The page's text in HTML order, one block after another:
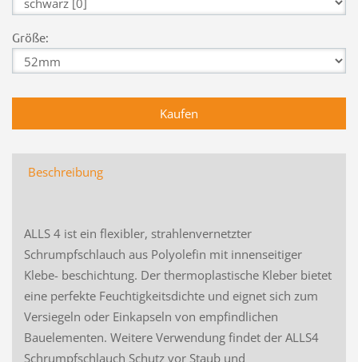
Größe:
Beschreibung
ALLS 4 ist ein flexibler, strahlenvernetzter
Schrumpfschlauch aus Polyolefin mit innenseitiger
Klebe- beschichtung. Der thermoplastische Kleber bietet
eine perfekte Feuchtigkeitsdichte und eignet sich zum
Versiegeln oder Einkapseln von empfindlichen
Bauelementen. Weitere Verwendung findet der ALLS4
Schrumpfschlauch Schutz vor Staub und